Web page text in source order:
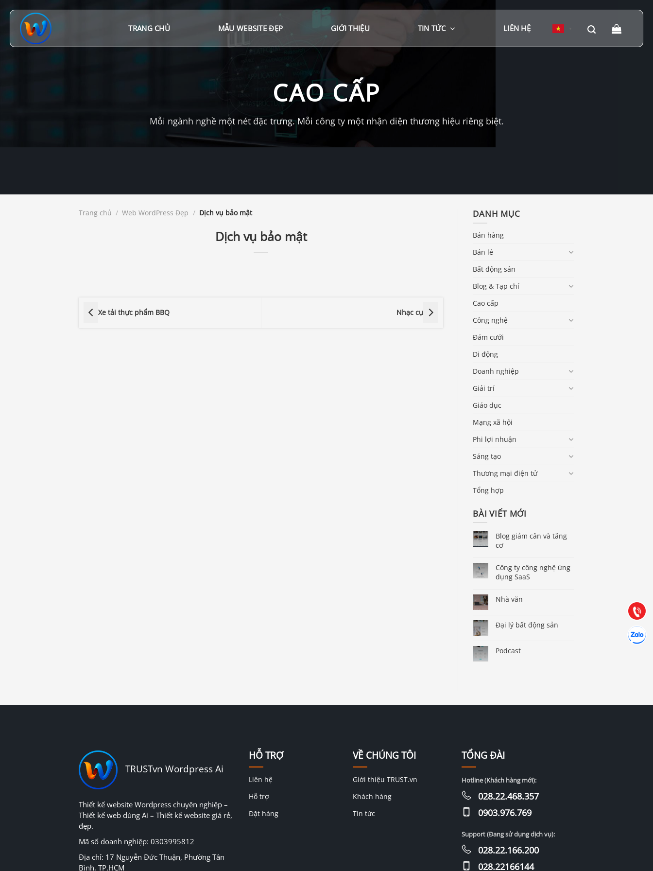
đến
TRANG CHỦ MẪU WEBSITE ĐẸP GIỚI THIỆU TIN TỨC LIÊN HỆ
CAO CẤP
Mỗi ngành nghề một nét đặc trưng. Mỗi công ty một nhận diện thương hiệu riêng biệt.
Trang chủ / Web WordPress Đẹp / Dịch vụ bảo mật
Dịch vụ bảo mật
Xe tải thực phẩm BBQ Nhạc cụ
DANH MỤC
Bán hàng
Bán lẻ
Bất động sản
Blog & Tạp chí
Cao cấp
Công nghệ
Đám cưới
Di động
Doanh nghiệp
Giải trí
Giáo dục
Mạng xã hội
Phi lợi nhuận
Sáng tạo
Thương mại điện tử
Tổng hợp
BÀI VIẾT MỚI
Blog giảm cân và tăng
cơ
Công ty công nghệ ứng
dụng SaaS
Nhà văn
Đại lý bất động sản
Podcast
TRUSTvn Wordpress Ai
Thiết kế website Wordpress chuyên nghiệp –
Thiết kế web dùng Ai – Thiết kế website giá rẻ,
đẹp.
Mã số doanh nghiệp: 0303995812
Địa chỉ: 17 Nguyễn Đức Thuận, Phường Tân
Bình, TP.HCM
HỖ TRỢ
Liên hệ
Hỗ trợ
Đặt hàng
VỀ CHÚNG TÔI
Giới thiệu TRUST.vn
Khách hàng
Tin tức
TỔNG ĐÀI
Hotline (Khách hàng mới):
028.22.468.357
0903.976.769
Support (Đang sử dụng dịch vụ):
028.22.166.200
028.22166144
Gọi cho
(028) 22.166.144
Chát